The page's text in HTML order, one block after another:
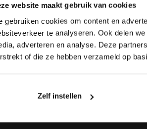
website maakt gebruik van cookies
gebruiken cookies om content en
te analyseren. Ook delen
adverteren en analyse. Deze
of die ze hebben verzameld op
Zelf instellen
Aluminium-Dibond gefertigt und
wirklich zum Leben
schwebenden Effekt. Da das Profil
dass sich die Platte verzieht.